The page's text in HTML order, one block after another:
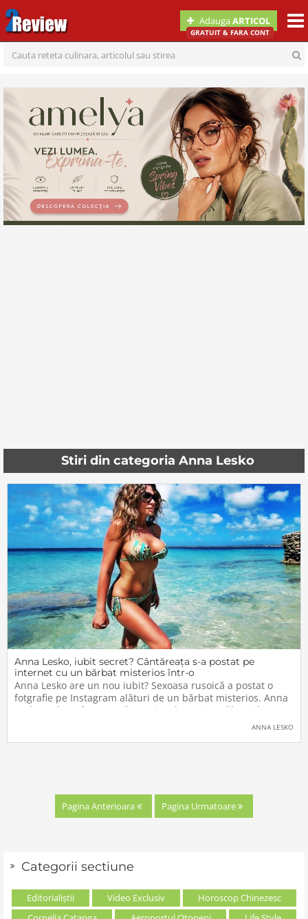
AdaugaARTICOL
GRATUIT & FARA CONT
Stiri din categoria Anna Lesko
Anna Lesko, iubit secret? Cântăreața s-a postat pe
internet cu un bărbat misterios într-o
Anna Lesko are un nou iubit? Sexoasa rusoică a postat o
fotgrafie pe Instagram alături de un bărbat misterios. Anna
Lesko a plecat în vacanță pe o insula exotica alături de un
posibil nou iubit. […]The post Anna Lesko, iubit secret?ANNA LESKO
Pagina Anterioara Pagina Urmatoare
Categorii sectiune
Editorialiștii Video Exclusiv
Horoscop Chinezesc